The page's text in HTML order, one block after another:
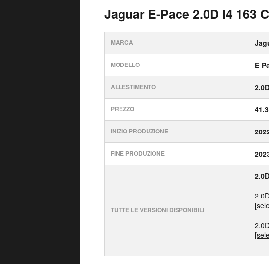
Jaguar E-Pace 2.0D I4 163
MARCA
MODELLO E-
ALLESTIMENTO
PREZZO
INIZIO PRODUZIONE
FINE PRODUZIONE
TUTTE LE VERSIONI DISPONIBILI